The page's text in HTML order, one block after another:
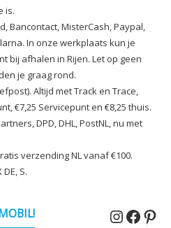
is.
Bancontact, MisterCash, Paypal,
In onze werkplaats kun je
bij afhalen in Rijen. Let op geen
je graag rond.
Altijd met Track en Trace,
€7,25 Servicepunt en €8,25 thuis.
DPD, DHL, PostNL, nu met
verzending NL vanaf €100.
S.